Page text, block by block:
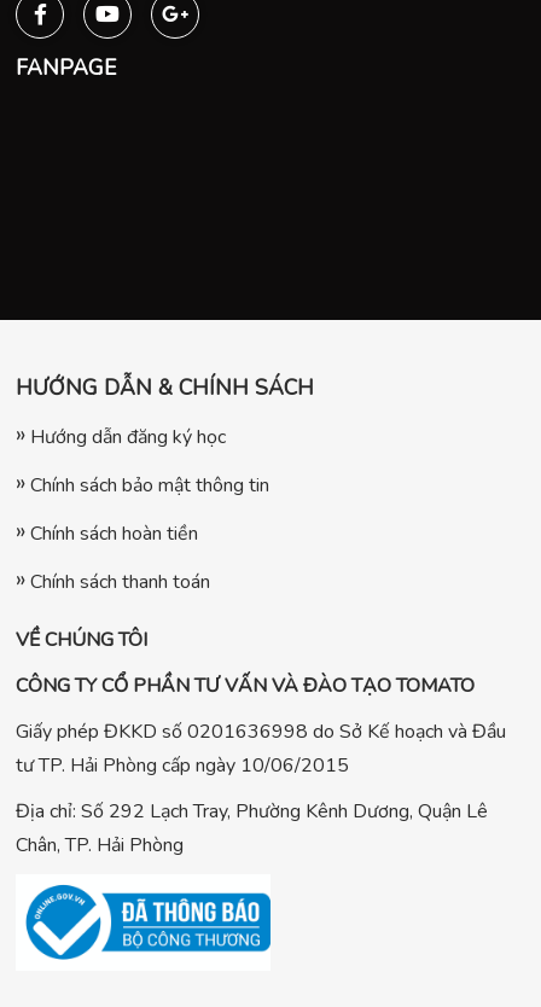
FANPAGE
HƯỚNG DẪN & CHÍNH SÁCH
Hướng dẫn đăng ký học
Chính sách bảo mật thông tin
Chính sách hoàn tiền
Chính sách thanh toán
VỀ CHÚNG TÔI
CÔNG TY CỔ PHẦN TƯ VẤN VÀ ĐÀO TẠO TOMATO
Giấy phép ĐKKD số 0201636998 do Sở Kế hoạch và Đầu
tư TP. Hải Phòng cấp ngày 10/06/2015
Địa chỉ: Số 292 Lạch Tray, Phường Kênh Dương, Quận Lê
Chân, TP. Hải Phòng